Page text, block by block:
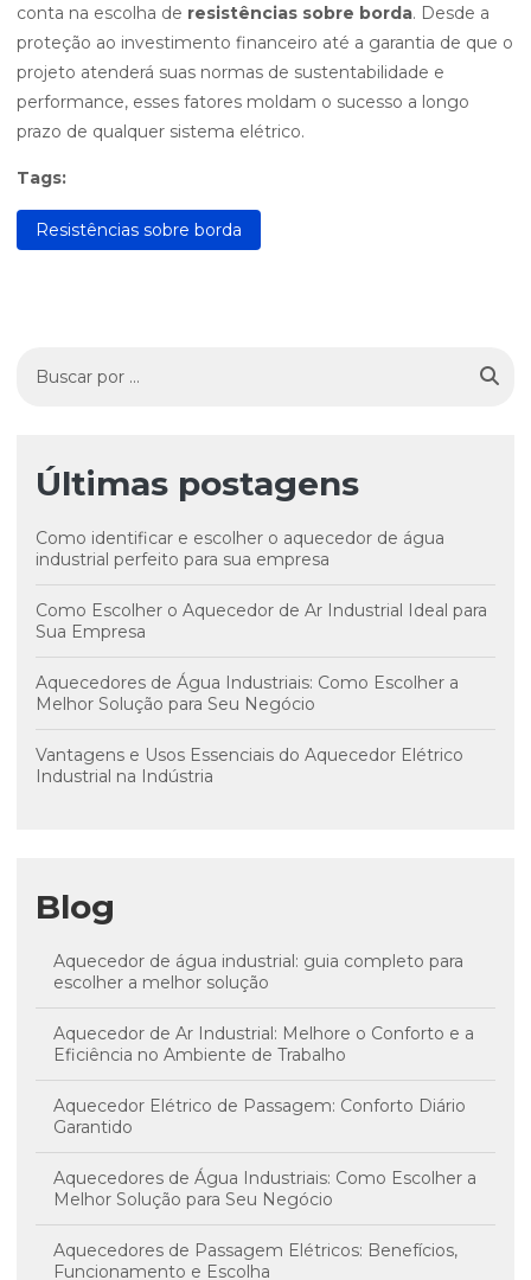
conta na escolha de resistências sobre borda. Desde a
proteção ao investimento financeiro até a garantia de que o
projeto atenderá suas normas de sustentabilidade e
performance, esses fatores moldam o sucesso a longo
prazo de qualquer sistema elétrico.
Tags:
Resistências sobre borda
Últimas postagens
Como identificar e escolher o aquecedor de água
industrial perfeito para sua empresa
Como Escolher o Aquecedor de Ar Industrial Ideal para
Sua Empresa
Aquecedores de Água Industriais: Como Escolher a
Melhor Solução para Seu Negócio
Vantagens e Usos Essenciais do Aquecedor Elétrico
Industrial na Indústria
Blog
Aquecedor de água industrial: guia completo para
escolher a melhor solução
Aquecedor de Ar Industrial: Melhore o Conforto e a
Eficiência no Ambiente de Trabalho
Aquecedor Elétrico de Passagem: Conforto Diário
Garantido
Aquecedores de Água Industriais: Como Escolher a
Melhor Solução para Seu Negócio
Aquecedores de Passagem Elétricos: Benefícios,
Funcionamento e Escolha